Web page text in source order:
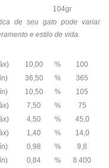
104gr
de seu gato pode variar
e estilo de vida.
10,00 %
100
36,50 %
365
10,50 %
105
7,50 %
75
4,50 %
45,0
1,40 %
14,0
0,98 %
9,8
0,84 %
8.400